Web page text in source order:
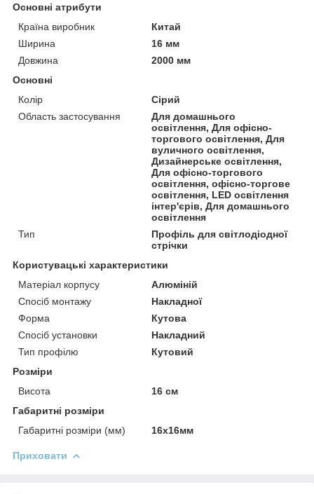
Основні атрибути
Країна виробник
Китай
Ширина
16 мм
Довжина
2000 мм
Основні
Колір
Сірий
Область застосування
Для домашнього
освітлення, Для офісно-
торгового освітлення, Для
вуличного освітлення,
Дизайнерське освітлення,
Для офісно-торгового
освітлення, офісно-торгове
освітлення, LED освітлення
інтер'єрів, Для домашнього
освітлення
Тип
Профіль для світлодіодної
стрічки
Користувацькі характеристики
Матеріал корпусу
Алюміній
Спосіб монтажу
Накладної
Форма
Кутова
Спосіб установки
Накладний
Тип профілю
Кутовий
Розміри
Висота
16 см
Габаритні розміри
Габаритні розміри (мм)
16х16мм
Приховати